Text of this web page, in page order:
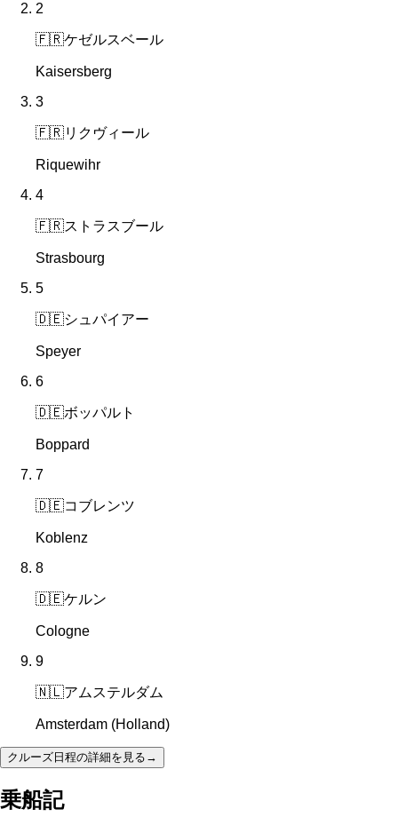
2
🇫🇷ケゼルスベール
Kaisersberg
3
🇫🇷リクヴィール
Riquewihr
4
🇫🇷ストラスブール
Strasbourg
5
🇩🇪シュパイアー
Speyer
6
🇩🇪ボッパルト
Boppard
7
🇩🇪コブレンツ
Koblenz
8
🇩🇪ケルン
Cologne
9
🇳🇱アムステルダム
Amsterdam (Holland)
クルーズ日程の詳細を見る →
乗船記